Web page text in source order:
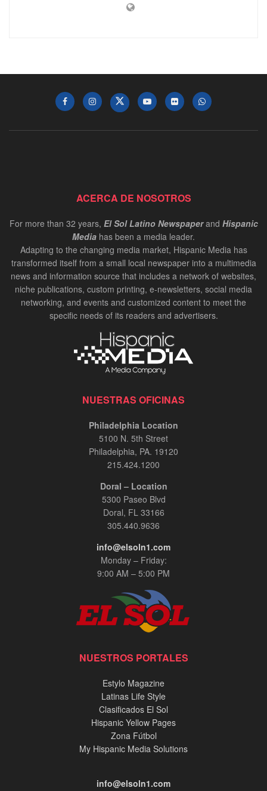
ACERCA DE NOSOTROS
For more than 32 years, El Sol Latino Newspaperand Hispanic
Media has been a media leader.
Adapting to the changing media market, Hispanic Media has
transformed itself from a small local newspaper into a multimedia
news and information source that includes a network of websites,
niche publications, custom printing, e-newsletters, social media
networking, and events and customized content to meet the
specific needs of its readers and advertisers.
NUESTRAS OFICINAS
Philadelphia Location
5100 N. 5th Street
Philadelphia, PA. 19120
215.424.1200
Doral – Location
5300 Paseo Blvd
Doral, FL 33166
305.440.9636
info@elsoln1.com
Monday – Friday:
9:00 AM – 5:00 PM
NUESTROS PORTALES
Estylo Magazine
Latinas Life Style
Clasificados El Sol
Hispanic Yellow Pages
Zona Fútbol
My Hispanic Media Solutions
info@elsoln1.com